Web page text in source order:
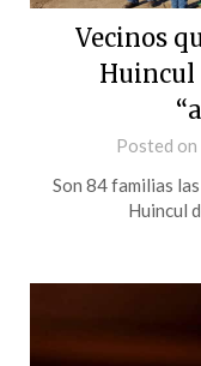
Vecinos
Huincul
Posted on
Son 84 familias
Huincul